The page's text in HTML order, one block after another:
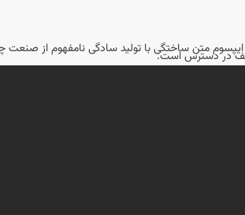
در دسترس است.
متن ساختگی با تولید سادگی نامفهوم از صنعت